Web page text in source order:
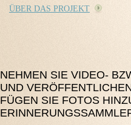
ÜBER DAS PROJEKT
NEHMEN SIE VIDEO-
UND
FÜGEN SIE FOTOS